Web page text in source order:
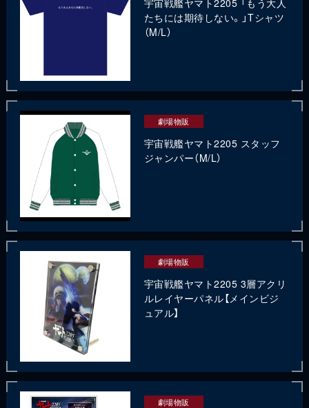
たちには期待しない。」Tシャツ
（M/L）
劇場物販
宇宙戦艦ヤマト2205 スタッフ
ジャンパー（M/L）
劇場物販
宇宙戦艦ヤマト2205 3層アクリ
ルレイヤーパネル【メインビジ
ュアル】
劇場物販